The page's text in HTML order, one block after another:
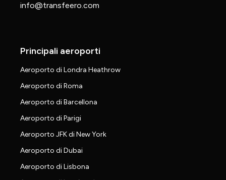
info@transfeero.com
Principali aeroporti
Aeroporto di Londra Heathrow
Aeroporto di Roma
Aeroporto di Barcellona
Aeroporto di Parigi
Aeroporto JFK di New York
Aeroporto di Dubai
Aeroporto di Lisbona